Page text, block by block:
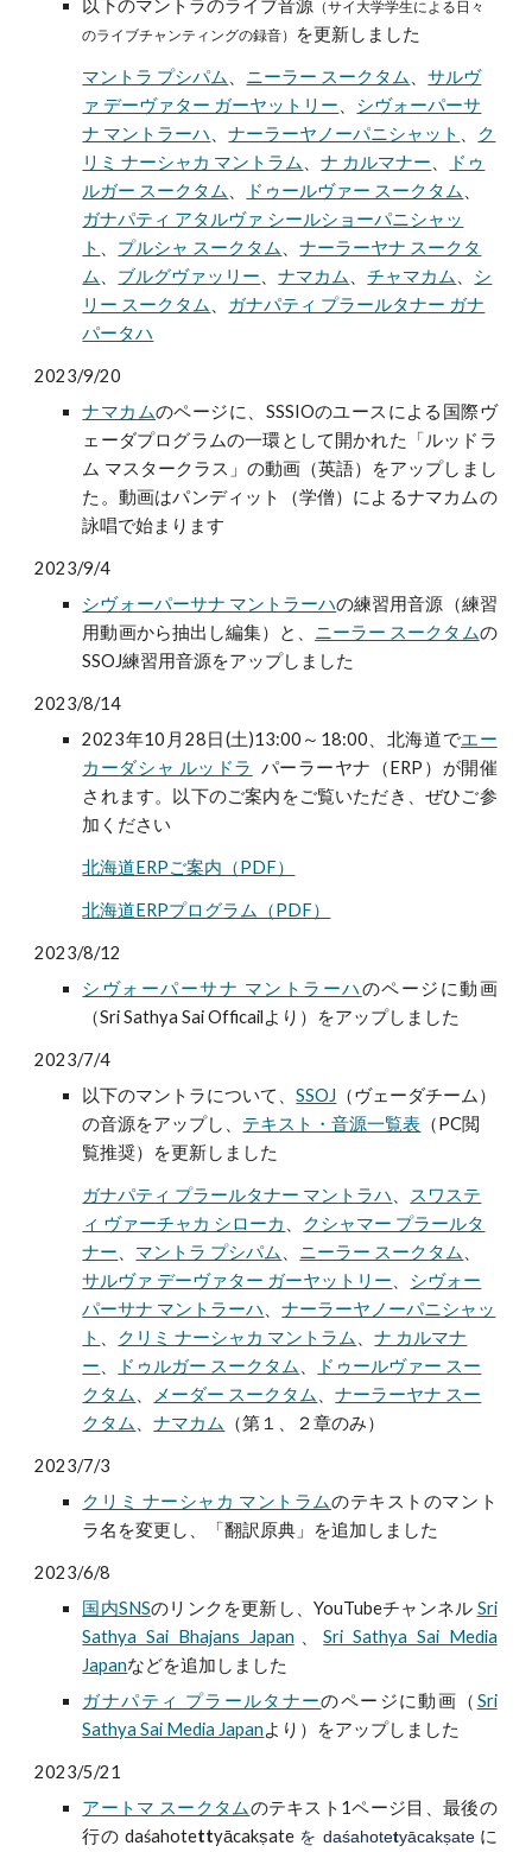
以下のマントラのライブ音源 （サイ大学学生による日々
のライブチャンティングの録音） を更新しました
マントラ プシパム ニーラー スークタム 、サルヴ
ァ デーヴァター ガーヤットリー
シヴォーパーサ
ナ マントラーハ 、ナーラーヤノーパニシャット
ク
リミ ナーシャカ マントラム
、ナ カルマナー
ドゥ
ルガー スークタム
ドゥールヴァー スークタム
ガナパティ アタルヴァ シールショーパニシャッ
ト
プルシャ スークタム 、ナーラーヤナ スークタ
ム
ブルグヴァッリー 、ナマカム 、チャマカム
シ
リー スークタム
ガナパティ プラールタナー ガナ
パータハ
2023/9/20
ナマカムのページに、 SSSIOのユースによる国際ヴ
ェーダプログラムの一環として開かれた「ルッドラ
ム マスタークラス」の動画（英語）
をアップしまし
た。動画はパンディット（学僧）によるナマカムの
詠唱で始まります
2023/9/4
シヴォーパーサナ マントラーハの練習用音源 （練習
用動画から抽出し編集）と、 ニーラー スークタムの
SSOJ練習用音源をアップしました
2023/8/14
2023年10月28日(土)13:00～18:00、北海道でエー
カーダシャ ルッドラ パーラーヤナ（ERP）が開催
されます。以下のご案内をご覧いただき、ぜひご参
加ください
北海道ERPご案内（PDF）
北海道ERPプログラム（PDF）
2023/8/12
シヴォーパーサナ マントラーハのページに動画
（Sri Sathya Sai Officailより）をアップしました
2023/7/4
以下のマントラについて、SSOJ （ヴェーダチーム）
の音源をアップし、 テキスト・音源一覧表 （PC閲
覧推奨） を更新しました
ガナパティ プラールタナー マントラハ
スワステ
ィ ヴァーチャカ シローカ
クシャマー プラールタ
ナー
マントラ プシパム ニーラー スークタム
サルヴァ デーヴァター ガーヤットリー
シヴォー
パーサナ マントラーハ 、ナーラーヤノーパニシャッ
ト
クリミ ナーシャカ マントラム 、ナ カルマナ
ー
ドゥルガー スークタム
ドゥールヴァー スー
クタム
メーダー スークタム 、ナーラーヤナ スー
クタム
、ナマカム （第１、２章のみ）
2023/7/3
クリミ ナーシャカ マントラムのテキストのマント
ラ名を変更し、「翻訳原典」を追加しました
2023/6/8
国内SNSのリンクを更新し、YouTubeチャンネル Sri
Sathya Sai Bhajans Japan 、Sri Sathya Sai Media
Japanなどを追加しました
ガナパティ プラールタナーのページに動画（ Sri
Sathya Sai Media Japanより）をアップしました
2023/5/21
アートマ スークタムのテキスト1ページ目、最後の
行の daśahotettyācakṣate を daśahotetyācakṣateに